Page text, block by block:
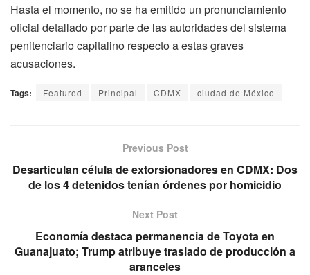
Hasta el momento, no se ha emitido un pronunciamiento
oficial detallado por parte de las autoridades del sistema
penitenciario capitalino respecto a estas graves
acusaciones.
Tags: Featured Principal CDMX ciudad de México
Previous Post
Desarticulan célula de extorsionadores en CDMX: Dos
de los 4 detenidos tenían órdenes por homicidio
Next Post
Economía destaca permanencia de Toyota en
Guanajuato; Trump atribuye traslado de producción a
aranceles